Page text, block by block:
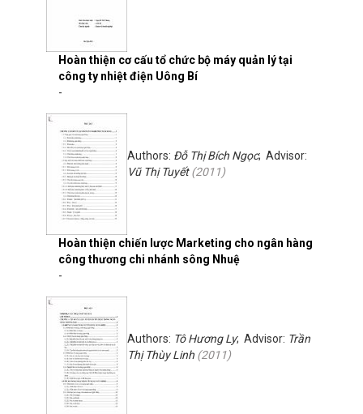
Hoàn thiện cơ cấu tổ chức bộ máy quản lý tại
công ty nhiệt điện Uông Bí
-
Hoàn thiện chiến lược Marketing cho ngân hàng
công thương chi nhánh sông Nhuệ
Authors: Đỗ Thị Bích Ngọc; Advisor:
Vũ Thị Tuyết(2011)
-
Authors: Tô Hương Ly; Advisor: Trần
Thị Thùy Linh (2011)